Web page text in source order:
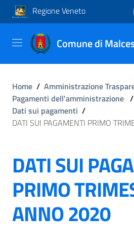
Regione Veneto
Comune di
Home / Amministrazione
Pagamenti dell'amministrazione /
Dati sui pagamenti /
DATI SUI PAGAMENTI PRIMO
DATI SUI
PRIMO
ANNO 2020